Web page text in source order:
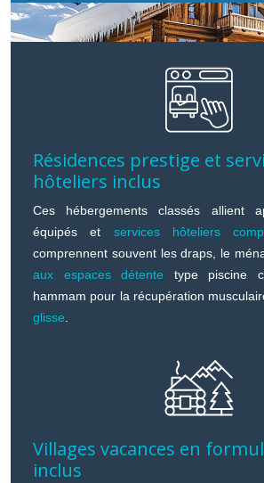
Résidences prestige et
hôteliers inclus
Ces hébergements classés allient
équipés et services hôteliers
comprennent souvent les draps, le
aux espaces détente type piscine
hammam pour la récupération
glisse.
Villages vacances en
inclus